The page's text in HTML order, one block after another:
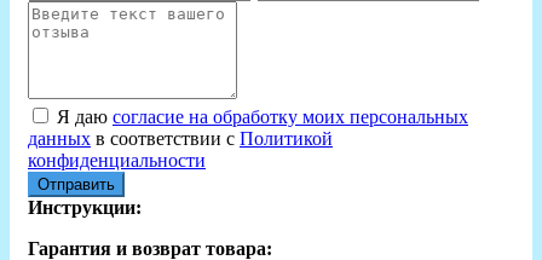
Я даю согласие на обработку моих персональных
данных в соответствии с Политикой
конфиденциальности
Отправить
Инструкции:
Гарантия и возврат товара: